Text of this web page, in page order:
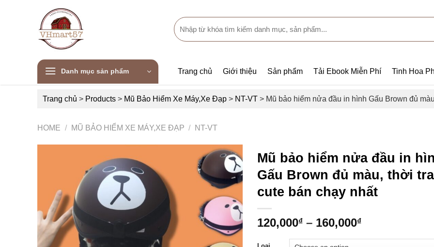
Search
for:
Danh mục sản phẩm Trang chủ Giới thiệu Sản phẩm Tải Ebook Miễn Phí Tinh Hoa
Trang chủ > Products > Mũ Bảo Hiểm Xe Máy,Xe Đạp > NT-VT > Mũ bảo hiểm nửa đầu in hình Gấu Brown đủ
HOME / MŨ BẢO HIỂM XE MÁY,XE ĐẠP / NT-VT
Mũ bảo hiểm nửa đầu in
Gấu Brown đủ màu, thời
cute bán chạy nhất
120,000₫– 160,000₫